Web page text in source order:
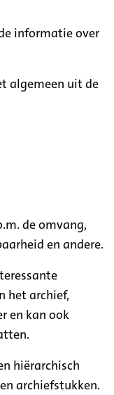
informatie over
algemeen uit de
de omvang,
en andere.
het archief,
en kan ook
hiërarchisch
archiefstukken.